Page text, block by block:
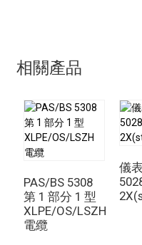
電氣系統故障可能會造
聯聚乙烯/絕緣矽酸鹽/絕
全和正常運轉，從而最
和業務中斷的風險。
總之，雲母/交聯聚乙烯
鹵水（耐火）電纜
在各
全的關鍵組成部分。其
災風險高、人員和財產
透過使用雲母/交聯聚
無鹵水（耐火）電纜
企
相關產品
PAS/BS 5308
第 1 部分 1 型
XLPE/OS/LSZH
電纜
儀